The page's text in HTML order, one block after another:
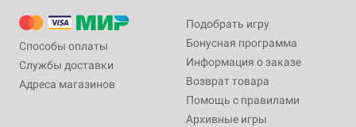
Способы оплаты
Службы доставки
Адреса магазинов
Подобрать игру
Бонусная программа
Информация о заказе
Возврат товара
Помощь с правилами
Архивные игры